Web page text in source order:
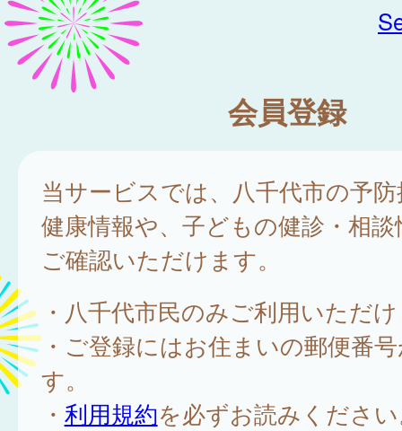
会員登録
当サービスでは、八千代市の予
健康情報や、子どもの健診・相
ご確認いただけます。
・八千代市民のみご利用いただ
・ご登録にはお住まいの郵便番
す。
・ 利用規約を必ずお読みくださ